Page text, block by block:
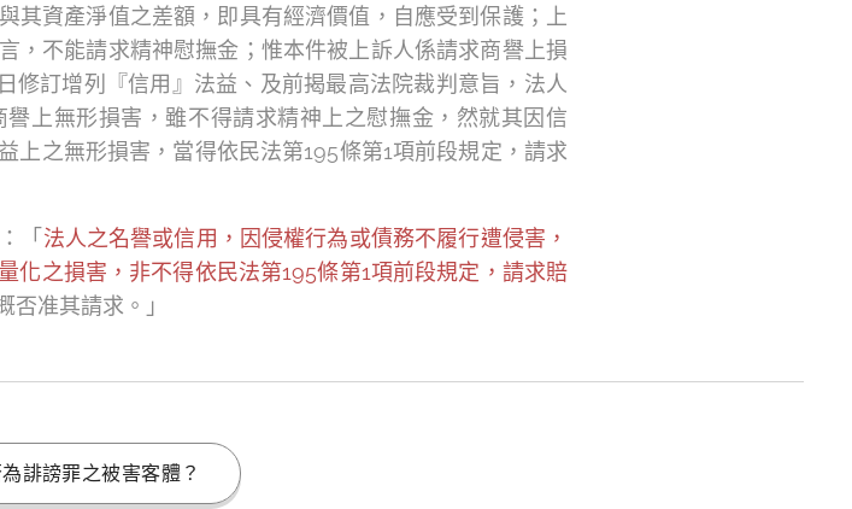
其資產淨值之差額，即具有經濟價值，自應受到保護；上
，不能請求精神慰撫金；惟本件被上訴人係請求商譽上損
修訂增列『信用』法益、及前揭最高法院裁判意旨，法人
上無形損害，雖不得請求精神上之慰撫金，然就其因信
上之無形損害，當得依民法第195條第1項前段規定，請求
「 法人之名譽或信用，因侵權行為或債務不履行遭侵害，
化之損害，非不得依民法第195條第1項前段規定，請求賠
否准其請求。」
誹謗罪之被害客體？